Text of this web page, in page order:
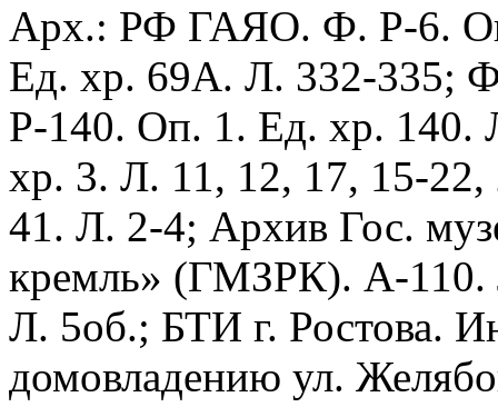
Арх.: РФ ГАЯО. Ф. Р-6.
Ед. хр. 69А. Л. 332-335;
Р-140. Оп. 1. Ед. хр.
хр. 3. Л. 11, 12, 17, 15-
41. Л. 2-4; Архив Гос.
кремль» (ГМЗРК). А-
Л. 5об.; БТИ г. Ростова.
домовладению ул.